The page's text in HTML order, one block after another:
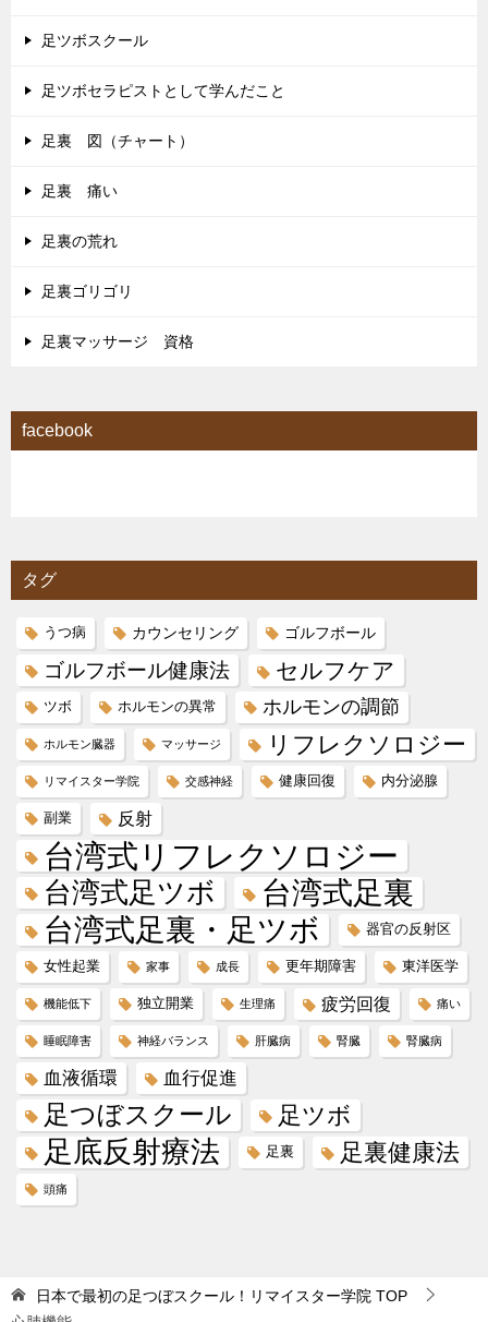
足ツボスクール
足ツボセラピストとして学んだこと
足裏 図（チャート）
足裏 痛い
足裏の荒れ
足裏ゴリゴリ
足裏マッサージ 資格
facebook
タグ
うつ病 カウンセリング ゴルフボール
ゴルフボール健康法 セルフケア
ツボ ホルモンの異常 ホルモンの調節
ホルモン臓器 マッサージ リフレクソロジー
リマイスター学院 交感神経 健康回復 内分泌腺
副業 反射
台湾式リフレクソロジー
台湾式足ツボ
台湾式足裏
台湾式足裏・足ツボ
器官の反射区
女性起業 家事 成長 更年期障害 東洋医学
機能低下 独立開業 生理痛 疲労回復 痛い
睡眠障害 神経バランス 肝臓病 腎臓 腎臓病
血液循環 血行促進
足つぼスクール 足ツボ
足底反射療法 足裏 足裏健康法
頭痛
日本で最初の足つぼスクール！リマイスター学院 TOP